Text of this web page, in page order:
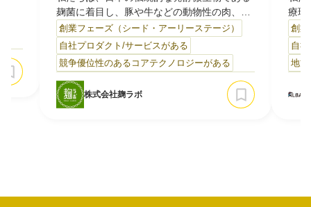
提
導
麹菌に着目し、豚や牛などの動物性の肉、大
豆や野菜由来の植物性の肉に代わる「第三の
肉」を開発する筑波大学発ベンチャーです。
麹菌は日本酒や味噌、醤油づくりに1000年以
上前から欠かせない働き者で、キノコ菌より
も増殖速度が速いことから、環境負荷を抑え
て効率よく菌体を生産できます。菌体にはう
創業フェーズ（シード・アーリーステージ）
自社プロダクト/サービスがある
競争優位性のあるコアテクノロジーがある
株式会社麹ラボ
療現
に
ップ
前だ
ち込
創業
自
地方